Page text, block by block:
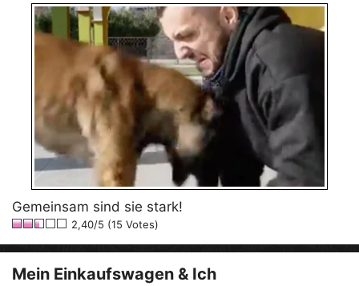
Gemeinsam sind sie stark!
2,40/5 (15 Votes)
Mein Einkaufswagen & Ich